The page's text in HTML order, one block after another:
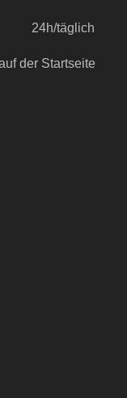
24h/täglich
der Startseite